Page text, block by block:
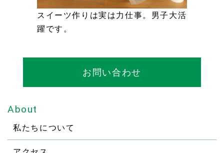
スイーツ作りは実は力仕事。男子大活
躍です。
お問い合わせ
About
私たちについて